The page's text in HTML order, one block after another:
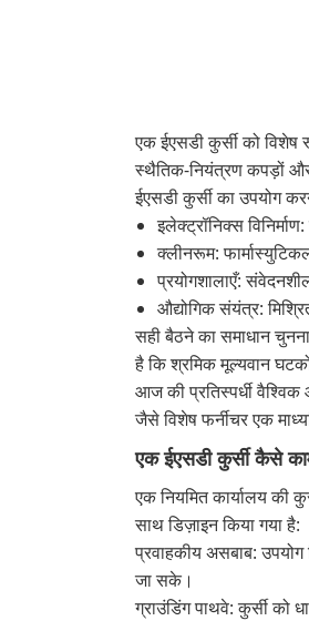
एक ईएसडी कुर्सी को विशेष
स्थैतिक-नियंत्रण कपड़ों और
ईएसडी कुर्सी का उपयोग
इलेक्ट्रॉनिक्स
क्लीनरूम:
प्रयोगशालाएँ:
औद्योगिक संयंत्र:
सही बैठने का समाधान
है कि श्रमिक मूल्यवान
आज की प्रतिस्पर्धी वैश्विक
जैसे विशेष फर्नीचर एक
एक ईएसडी कुर्सी कैसे
एक नियमित कार्यालय की
साथ डिज़ाइन किया गया है:
प्रवाहकीय असबाब:
जा सके।
ग्राउंडिंग पाथवे: कुर्सी